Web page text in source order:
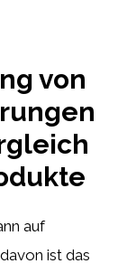
von
auf
ist das